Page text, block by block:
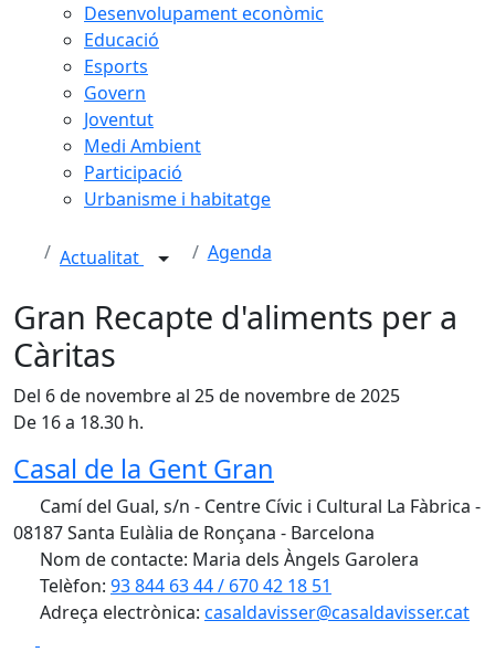
Desenvolupament econòmic
Educació
Esports
Govern
Joventut
Medi Ambient
Participació
Urbanisme i habitatge
Actualitat Agenda
Gran Recapte d'aliments per a
Càritas
Del 6 de novembre al 25 de novembre de 2025
De 16 a 18.30 h.
Casal de la Gent Gran
Camí del Gual, s/n - Centre Cívic i Cultural La Fàbrica -
08187 Santa Eulàlia de Ronçana - Barcelona
Nom de contacte: Maria dels Àngels Garolera
Telèfon: 93 844 63 44 / 670 42 18 51
Adreça electrònica: casaldavisser@casaldavisser.cat